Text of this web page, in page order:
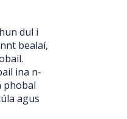
dul i
bealaí,
ina n-
phobal
agus